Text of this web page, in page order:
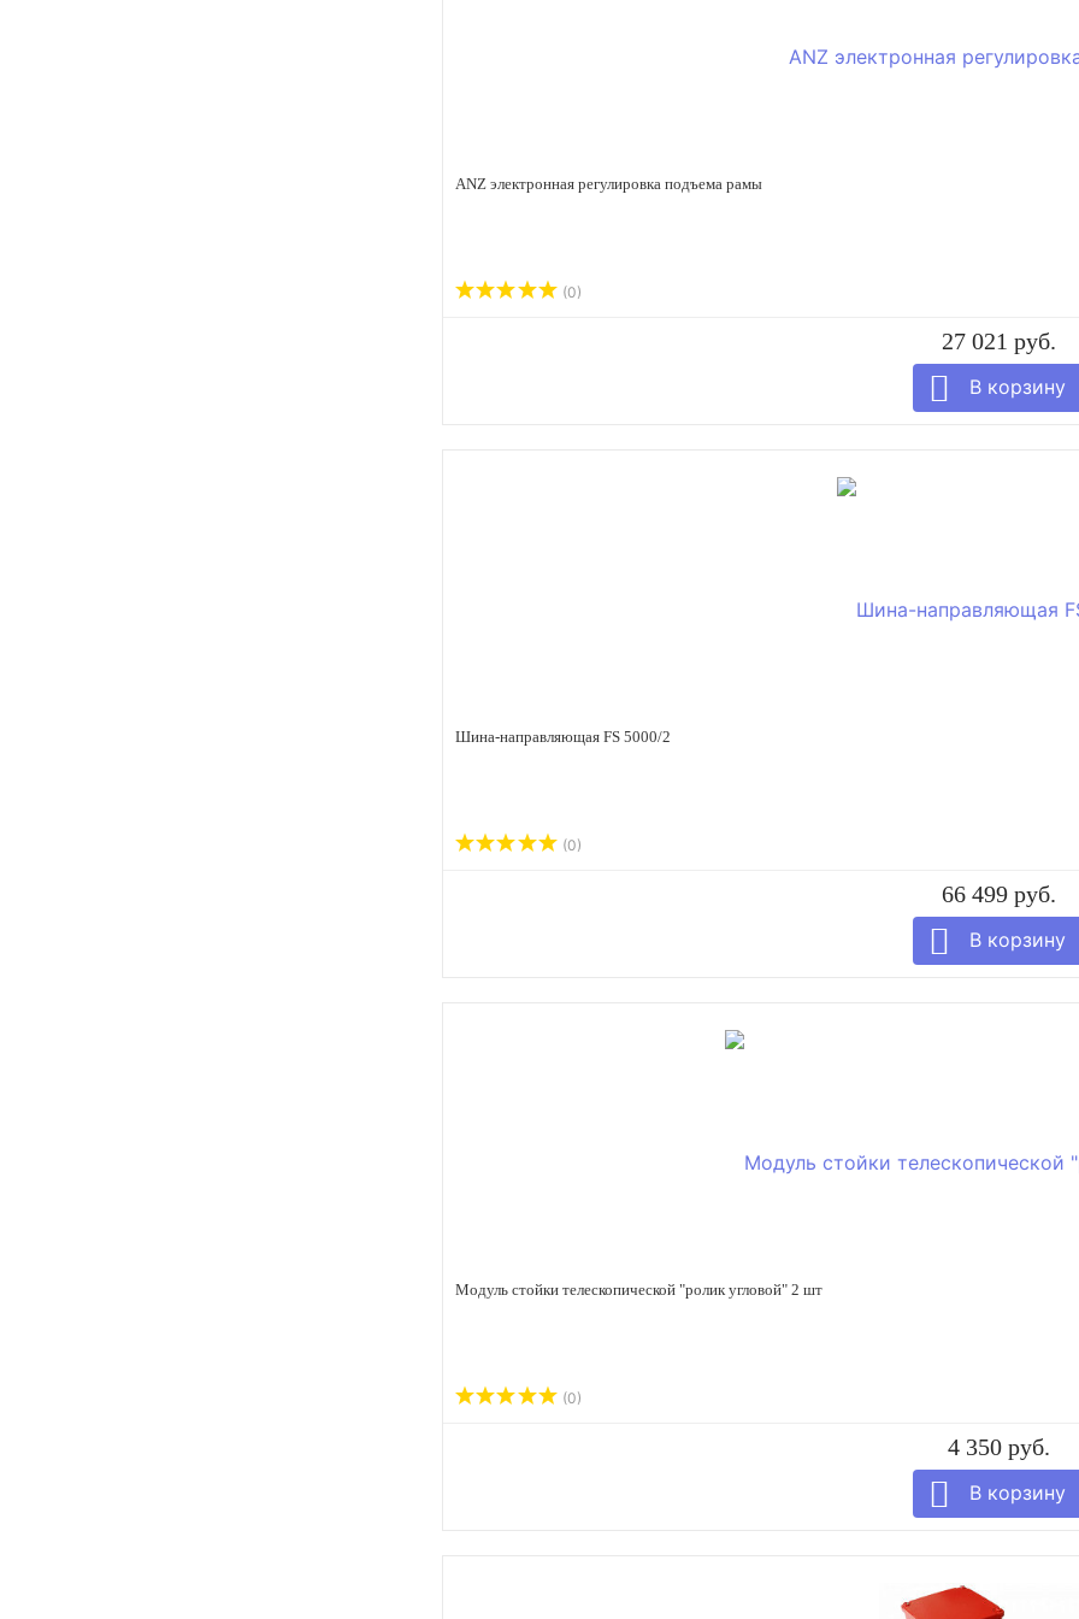
ANZ электронная регулировка подъема рамы
(0)
27 021 руб.
Шина-направляющая FS 5000/2
(0)
66 499 руб.
Модуль стойки телескопической "ролик угловой" 2 шт
(0)
4 350 руб.